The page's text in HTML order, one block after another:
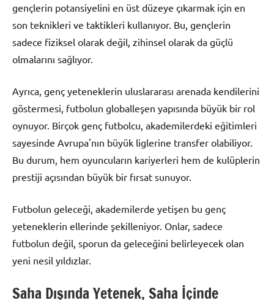
gençlerin potansiyelini en üst düzeye çıkarmak için en
son teknikleri ve taktikleri kullanıyor. Bu, gençlerin
sadece fiziksel olarak değil, zihinsel olarak da güçlü
olmalarını sağlıyor.
Ayrıca, genç yeteneklerin uluslararası arenada kendilerini
göstermesi, futbolun globalleşen yapısında büyük bir rol
oynuyor. Birçok genç futbolcu, akademilerdeki eğitimleri
sayesinde Avrupa'nın büyük liglerine transfer olabiliyor.
Bu durum, hem oyuncuların kariyerleri hem de kulüplerin
prestiji açısından büyük bir fırsat sunuyor.
Futbolun geleceği, akademilerde yetişen bu genç
yeteneklerin ellerinde şekilleniyor. Onlar, sadece
futbolun değil, sporun da geleceğini belirleyecek olan
yeni nesil yıldızlar.
Saha Dışında Yetenek, Saha İçinde